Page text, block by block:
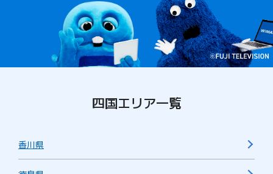
四国エリア一覧
香川県